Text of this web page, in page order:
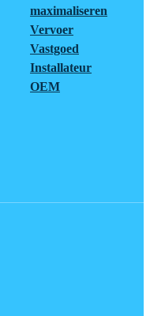
maximaliseren
Vervoer
Vastgoed
Installateur
OEM